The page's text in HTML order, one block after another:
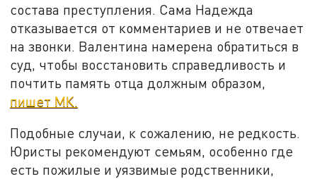
состава преступления. Сама Надежда
отказывается от комментариев и не отвечает
на звонки. Валентина намерена обратиться в
суд, чтобы восстановить справедливость и
почтить память отца должным образом,
пишет МК.
Подобные случаи, к сожалению, не редкость.
Юристы рекомендуют семьям, особенно где
есть пожилые и уязвимые родственники,